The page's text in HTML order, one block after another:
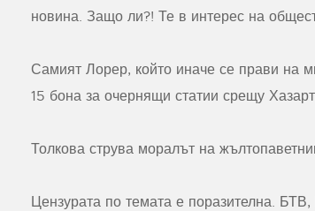
новина. Защо ли?! Те в интерес на
Самият Лорер, който иначе се прави на
15 бона за очернящи статии срещу
Толкова струва моралът на
Цензурата по темата е поразителна.